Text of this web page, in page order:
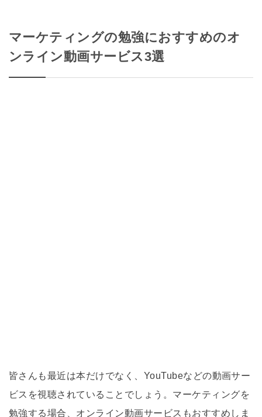
マーケティングの勉強におすすめのオ
ンライン動画サービス3選
皆さんも最近は本だけでなく、YouTubeなどの動画サー
ビスを視聴されていることでしょう。マーケティングを
勉強する場合、オンライン動画サービスもおすすめしま